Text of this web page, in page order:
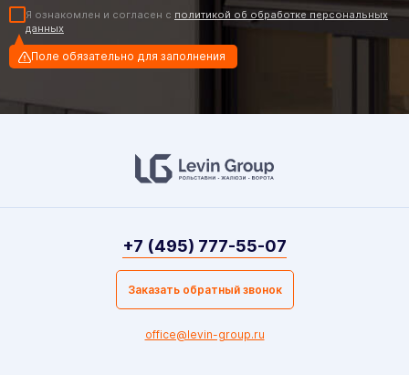
Я ознакомлен и согласен с политикой об обработке персональных
данных
Поле обязательно для заполнения
+7 (495) 777-55-07
Заказать обратный звонок
office@levin-group.ru